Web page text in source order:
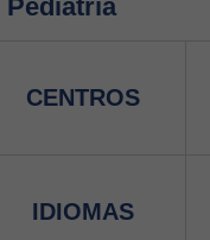
Pediatría
CENTROS
IDIOMAS